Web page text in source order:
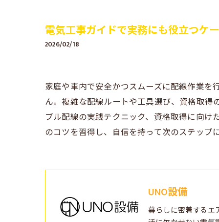
電気工事ガイドで実務にも役立つケ
2026/02/18
家庭や車内で安全かつスムーズに配線作業を
ん。複雑な配線ルートや工具選び、資格取得
ブル配線の実践テクニック、資格取得に向
のコツを習得し、自信を持って次のステップ
UNO設備
暮らしに密着するエ